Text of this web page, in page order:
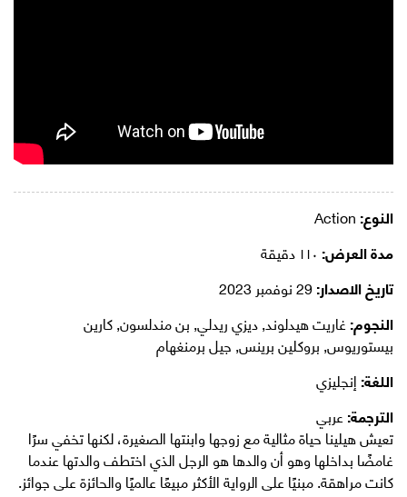
النوع:
مدة العرض:
تاريخ الاصدار:
النجوم:غاريت هيدلوند, ديزي ريدلي, بن مندلسون, كارين
بيستوريوس, بروكلين برينس, جيل برمنغهام
اللغة:إنجليزي
الترجمة:عربي
تعيش هيلينا حياة مثالية مع زوجها وابنتها الصغيرة، لكنها تخفي سرًا
غامضًا بداخلها وهو أن والدها هو الرجل الذي اختطف والدتها عندما
كانت مراهقة. مبنيًا على الرواية الأكثر مبيعًا عالميًا والحائزة على جوائز.